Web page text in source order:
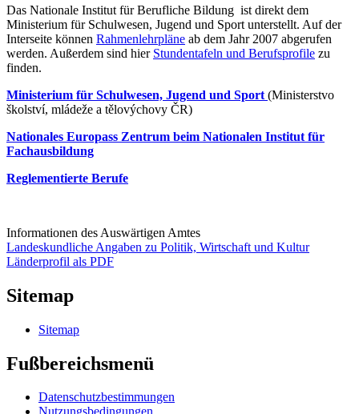
Das Nationale Institut für Berufliche Bildung ist direkt dem
Ministerium für Schulwesen, Jugend und Sport unterstellt. Auf der
Interseite können Rahmenlehrpläne ab dem Jahr 2007 abgerufen
werden. Außerdem sind hier Stundentafeln und Berufsprofile zu
finden.
Ministerium für Schulwesen, Jugend und Sport (Ministerstvo
školství, mládeže a tělovýchovy ČR)
Nationales Europass Zentrum beim Nationalen Institut für
Fachausbildung
Reglementierte Berufe
Informationen des Auswärtigen Amtes
Landeskundliche Angaben zu Politik, Wirtschaft und Kultur
Länderprofil als PDF
Sitemap
Sitemap
Fußbereichsmenü
Datenschutzbestimmungen